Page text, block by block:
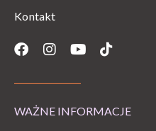
Kontakt
Facebook
Instagram
YoutubeTiktok
WAŻNE INFORMACJE